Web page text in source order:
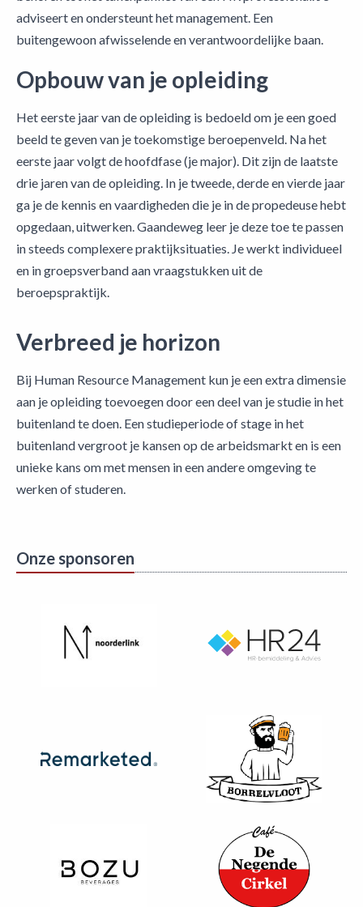
adviseert en ondersteunt het management. Een
buitengewoon afwisselende en verantwoordelijke baan.
Opbouw van je opleiding
Het eerste jaar van de opleiding is bedoeld om je een goed
beeld te geven van je toekomstige beroepenveld. Na het
eerste jaar volgt de hoofdfase (je major). Dit zijn de laatste
drie jaren van de opleiding. In je tweede, derde en vierde jaar
ga je de kennis en vaardigheden die je in de propedeuse hebt
opgedaan, uitwerken. Gaandeweg leer je deze toe te passen
in steeds complexere praktijksituaties. Je werkt individueel
en in groepsverband aan vraagstukken uit de
beroepspraktijk.
Verbreed je horizon
Bij Human Resource Management kun je een extra dimensie
aan je opleiding toevoegen door een deel van je studie in het
buitenland te doen. Een studieperiode of stage in het
buitenland vergroot je kansen op de arbeidsmarkt en is een
unieke kans om met mensen in een andere omgeving te
werken of studeren.
Onze sponsoren